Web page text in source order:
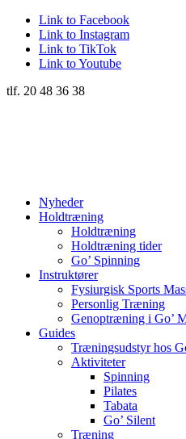
Link to Facebook
Link to Instagram
Link to TikTok
Link to Youtube
tlf. 20 48 36 38
Nyheder
Holdtræning
Holdtræning
Holdtræning tider
Go’ Spinning
Instruktører
Fysiurgisk Sports
Personlig Træning
Genoptræning i Go’
Guides
Træningsudstyr hos
Aktiviteter
Spinning
Pilates
Tabata
Go’ Silent
Træning